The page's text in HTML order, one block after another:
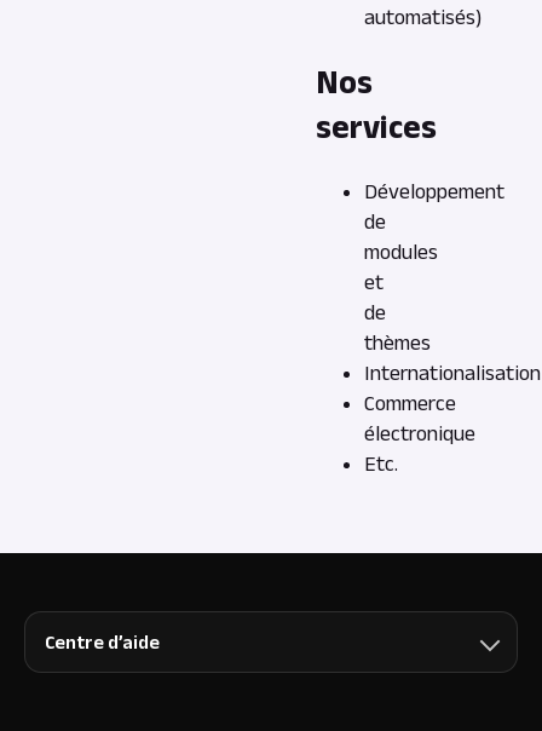
automatisés)
Nos
services
Développement
de
modules
et
de
thèmes
Internationalisation
Commerce
électronique
Etc.
Centre d’aide